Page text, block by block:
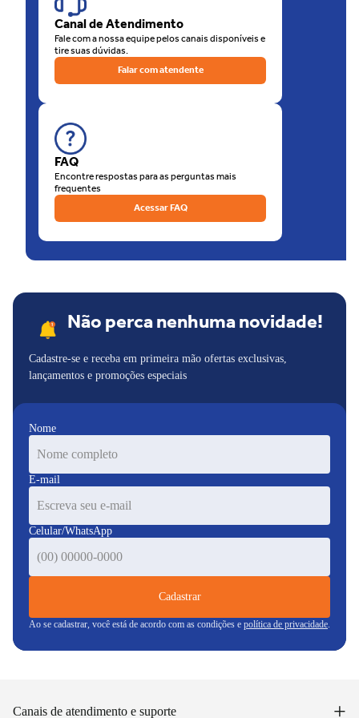
de nossas lojas físicas, há a opção de retirar sua compra na loja.
O que está esperando? Venha para as Lojas Unilar!
Canal de Atendimento
Fale com a nossa equipe pelos canais disponíveis e
tire suas dúvidas.
Falar com atendente
FAQ
Encontre respostas para as perguntas mais
frequentes
Acessar FAQ
Não perca nenhuma novidade!
Cadastre-se e receba em primeira mão ofertas exclusivas,
lançamentos e promoções especiais
Nome
E-mail
Celular/WhatsApp
Cadastrar
Ao se cadastrar, você está de acordo com as condições e política de privacidade
Canais de atendimento e suporte +